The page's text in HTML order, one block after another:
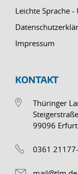
Leichte Sprache -
Impressum
KONTAKT
Thüringer
99096 Erfurt
0361